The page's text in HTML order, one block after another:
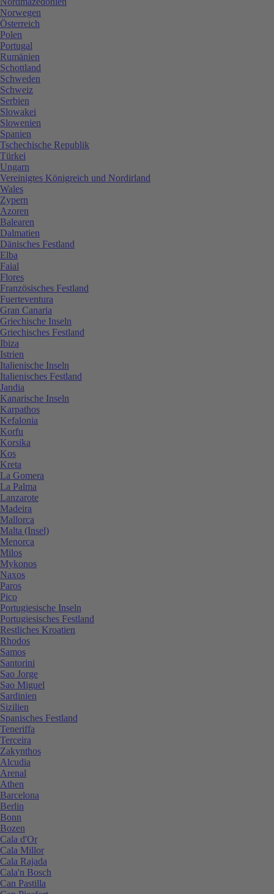
Norwegen
Österreich
Polen
Portugal
Rumänien
Schottland
Schweden
Schweiz
Serbien
Slowakei
Slowenien
Spanien
Tschechische Republik
Türkei
Ungarn
Vereinigtes Königreich und Nordirland
Wales
Zypern
Azoren
Balearen
Dalmatien
Dänisches Festland
Elba
Faial
Flores
Französisches Festland
Fuerteventura
Gran Canaria
Griechische Inseln
Griechisches Festland
Ibiza
Istrien
Italienische Inseln
Italienisches Festland
Jandia
Kanarische Inseln
Karpathos
Kefalonia
Korfu
Korsika
Kos
Kreta
La Gomera
La Palma
Lanzarote
Madeira
Mallorca
Malta (Insel)
Menorca
Milos
Mykonos
Naxos
Paros
Pico
Portugiesische Inseln
Portugiesisches Festland
Restliches Kroatien
Rhodos
Samos
Santorini
Sao Jorge
Sao Miguel
Sardinien
Sizilien
Spanisches Festland
Teneriffa
Terceira
Zakynthos
Alcudia
Arenal
Athen
Barcelona
Berlin
Bonn
Bozen
Cala d'Or
Cala Millor
Cala Rajada
Cala'n Bosch
Can Pastilla